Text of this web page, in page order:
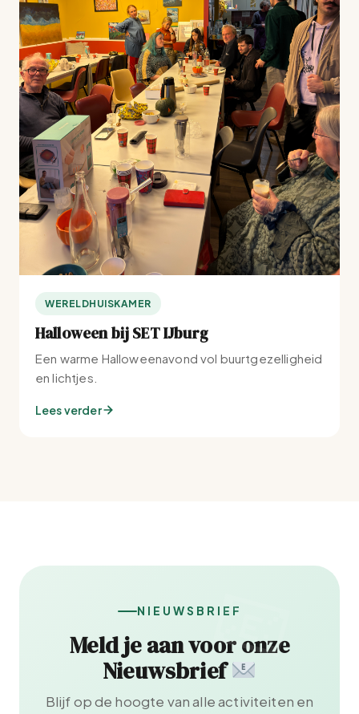
WERELDHUISKAMER
Halloween bij SET IJburg
Een warme Halloweenavond vol buurtgezelligheid
en lichtjes.
Lees verder
NIEUWSBRIEF
Meld je aan voor onze
Nieuwsbrief
Blijf op de hoogte van alle activiteiten en